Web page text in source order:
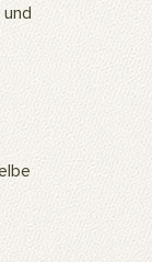
Unsere
können
mithilfe
Wie
Für die